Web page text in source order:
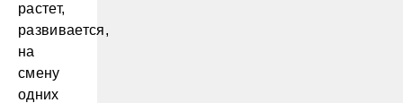
растет,
развивается,
на
смену
одних